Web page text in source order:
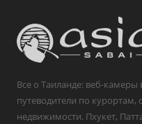
Все о Таиланде: веб-
путеводители по курортам,
недвижимости. Пхукет,